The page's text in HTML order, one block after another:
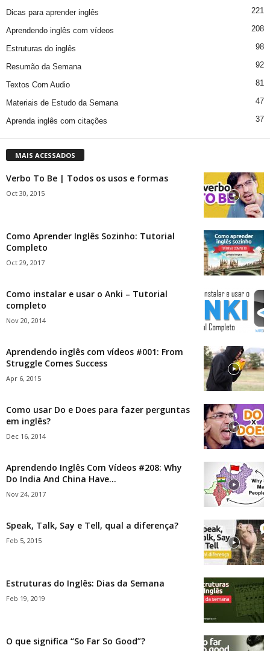
Dicas para aprender inglês 221
Aprendendo inglês com vídeos 208
Estruturas do inglês 98
Resumão da Semana 92
Textos Com Audio 81
Materiais de Estudo da Semana 47
Aprenda inglês com citações 37
MAIS ACESSADOS
Verbo To Be | Todos os usos e formas
Oct 30, 2015
Como Aprender Inglês Sozinho: Tutorial
Completo
Oct 29, 2017
Como instalar e usar o Anki – Tutorial
completo
Nov 20, 2014
Aprendendo inglês com vídeos #001: From
Struggle Comes Success
Apr 6, 2015
Como usar Do e Does para fazer perguntas
em inglês?
Dec 16, 2014
Aprendendo Inglês Com Vídeos #208: Why
Do India And China Have...
Nov 24, 2017
Speak, Talk, Say e Tell, qual a diferença?
Feb 5, 2015
Estruturas do Inglês: Dias da Semana
Feb 19, 2019
O que significa “So Far So Good”?